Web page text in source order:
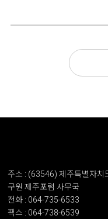
주소 : (63546) 제주특별자치
구원 제주포럼 사무국
전화 : 064-735-6533
팩스 : 064-738-6539